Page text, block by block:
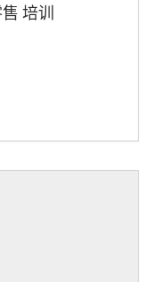
培训